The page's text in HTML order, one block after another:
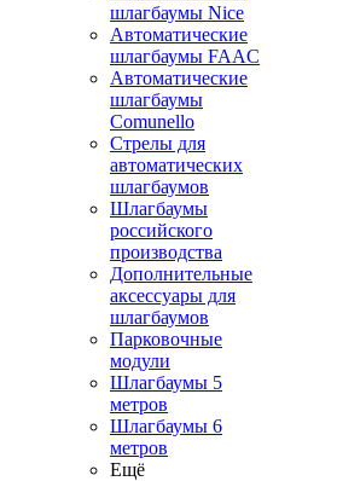
шлагбаумы Nice
Автоматические
шлагбаумы FAAC
Автоматические
шлагбаумы
Comunello
Стрелы для
автоматических
шлагбаумов
Шлагбаумы
российского
производства
Дополнительные
аксессуары для
шлагбаумов
Парковочные
модули
Шлагбаумы 5
метров
Шлагбаумы 6
метров
Ещё